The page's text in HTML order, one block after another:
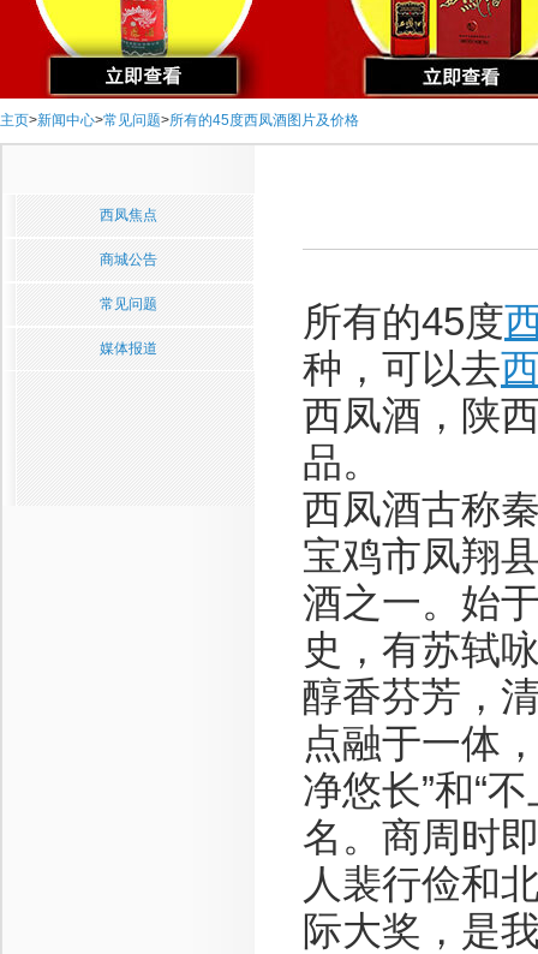
主页>新闻中心>常见问题>所有的45度西凤酒图片及价格
西凤焦点
商城公告
常见问题
媒体报道
所有的45度
种，可以去
西凤酒，陕
品。
西凤酒古称
宝鸡市凤翔
酒之一。始
史，有苏轼
醇香芬芳，
点融于一体
净悠长”和“
名。商周时
人裴行俭和
际大奖，是